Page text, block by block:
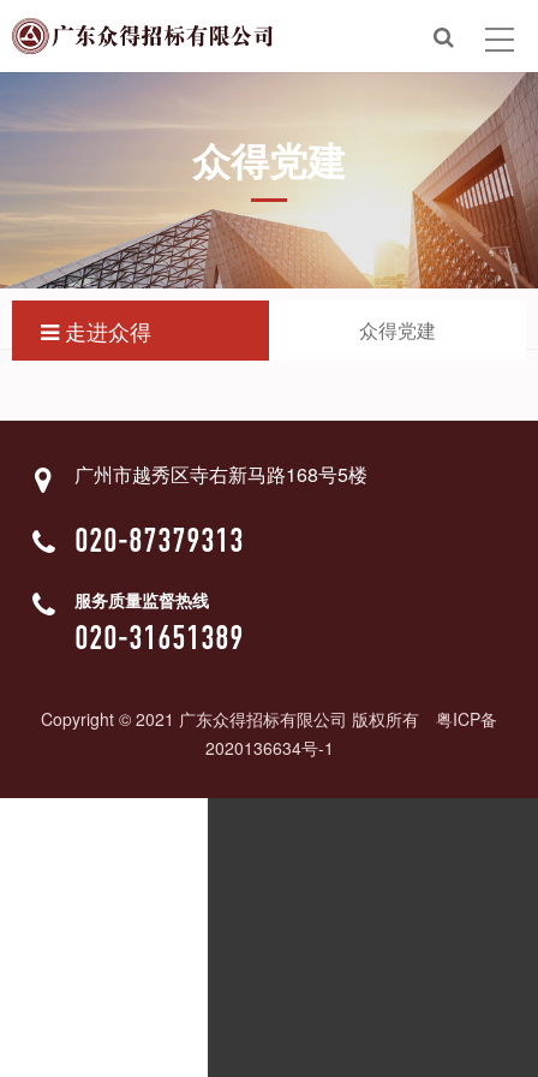
首页
众得服务
招标信息
新闻政策
众得党建
走进众得 众得党建
广州市越秀区寺右新马路168号5楼
020-87379313
服务质量监督热线
020-31651389
Copyright © 2021 广东众得招标有限公司 版权所有 粤ICP备
2020136634号-1